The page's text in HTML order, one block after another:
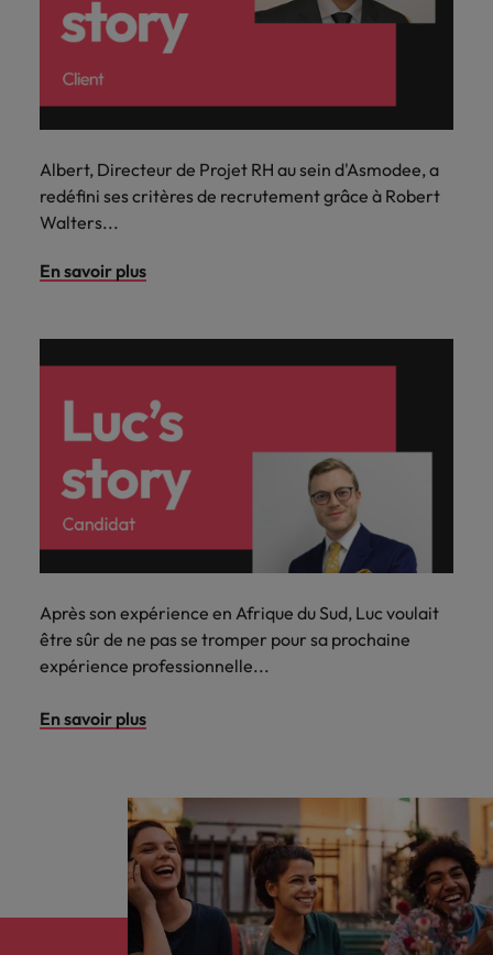
Albert, Directeur de Projet RH au sein d'Asmodee, a
redéfini ses critères de recrutement grâce à Robert
Walters...
En savoir plus
Après son expérience en Afrique du Sud, Luc voulait
être sûr de ne pas se tromper pour sa prochaine
expérience professionnelle...
En savoir plus